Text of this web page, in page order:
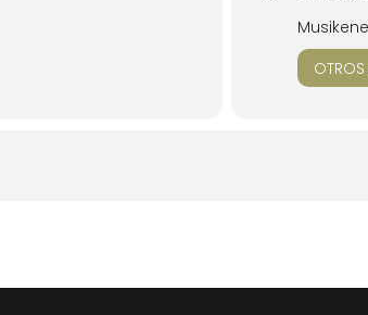
Musikene
OTROS